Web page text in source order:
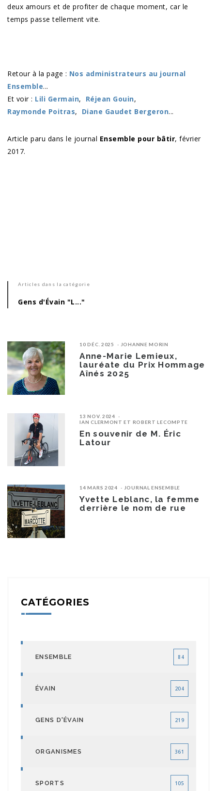
deux amours et de profiter de chaque moment, car le
temps passe tellement vite.
Retour à la page : Nos administrateurs au journal
Ensemble...
Et voir : Lili Germain, Réjean Gouin,
Raymonde Poitras, Diane Gaudet Bergeron...
Article paru dans le journal Ensemble pour bâtir, février
2017.
Articles dans la catégorie
Gens d'Évain "L..."
10 DÉC. 2025 JOHANNE MORIN
Anne-Marie Lemieux,
lauréate du Prix Hommage
Aînés 2025
13 NOV. 2024
IAN CLERMONT ET ROBERT LECOMPTE
En souvenir de M. Éric
Latour
14 MARS 2024 JOURNAL ENSEMBLE
Yvette Leblanc, la femme
derrière le nom de rue
CATÉGORIES
ENSEMBLE 84
ÉVAIN 204
GENS D'ÉVAIN 219
ORGANISMES 361
SPORTS 105